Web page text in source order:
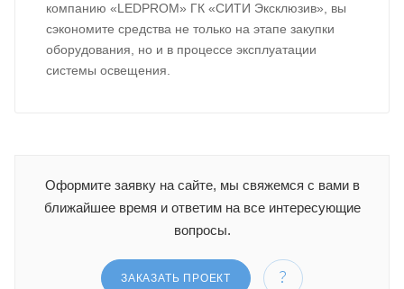
компанию «LEDPROM» ГК «СИТИ Эксклюзив», вы
сэкономите средства не только на этапе закупки
оборудования, но и в процессе эксплуатации
системы освещения.
Оформите заявку на сайте, мы свяжемся с вами в
ближайшее время и ответим на все интересующие
вопросы.
ЗАКАЗАТЬ ПРОЕКТ